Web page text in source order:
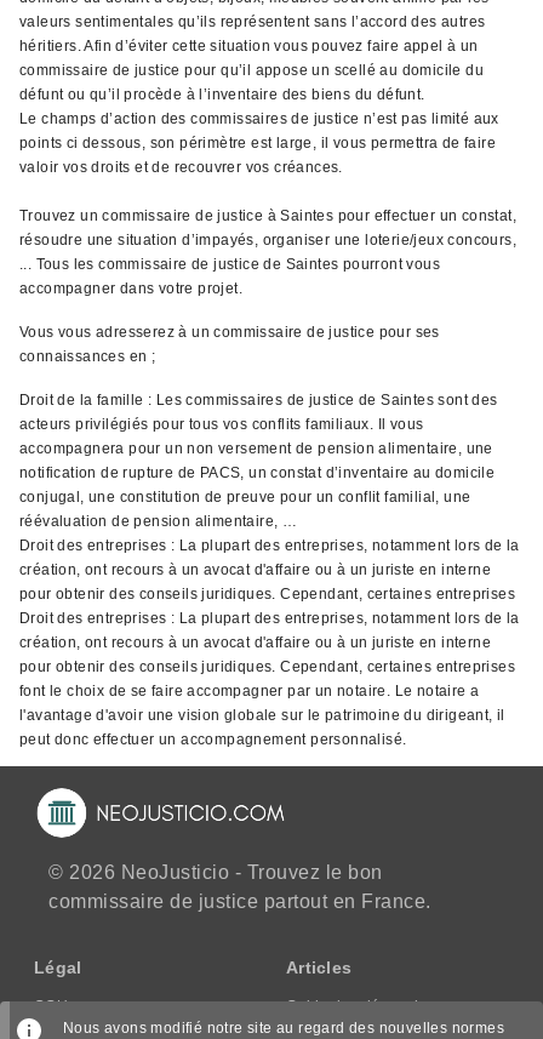
valeurs sentimentales qu’ils représentent sans l’accord des autres
héritiers. Afin d’éviter cette situation vous pouvez faire appel à un
commissaire de justice pour qu’il appose un scellé au domicile du
défunt ou qu’il procède à l’inventaire des biens du défunt.
Le champs d’action des commissaires de justice n’est pas limité aux
points ci dessous, son périmètre est large, il vous permettra de faire
valoir vos droits et de recouvrer vos créances.
Trouvez un commissaire de justice à Saintes pour effectuer un constat,
résoudre une situation d’impayés, organiser une loterie/jeux concours,
... Tous les commissaire de justice de Saintes pourront vous
accompagner dans votre projet.
Vous vous adresserez à un commissaire de justice pour ses
connaissances en ;
Droit de la famille : Les commissaires de justice de Saintes sont des
acteurs privilégiés pour tous vos conflits familiaux. Il vous
accompagnera pour un non versement de pension alimentaire, une
notification de rupture de PACS, un constat d’inventaire au domicile
conjugal, une constitution de preuve pour un conflit familial, une
réévaluation de pension alimentaire, …
Droit des entreprises : La plupart des entreprises, notamment lors de la
création, ont recours à un avocat d'affaire ou à un juriste en interne
pour obtenir des conseils juridiques. Cependant, certaines entreprises
Droit des entreprises : La plupart des entreprises, notamment lors de la
création, ont recours à un avocat d'affaire ou à un juriste en interne
pour obtenir des conseils juridiques. Cependant, certaines entreprises
font le choix de se faire accompagner par un notaire. Le notaire a
l'avantage d'avoir une vision globale sur le patrimoine du dirigeant, il
peut donc effectuer un accompagnement personnalisé.
© 2026 NeoJusticio - Trouvez le bon
commissaire de justice partout en France.
Légal
CGU
CGV/CPPS
Articles
Guide des démarches
Nous avons modifié notre site au regard des nouvelles normes